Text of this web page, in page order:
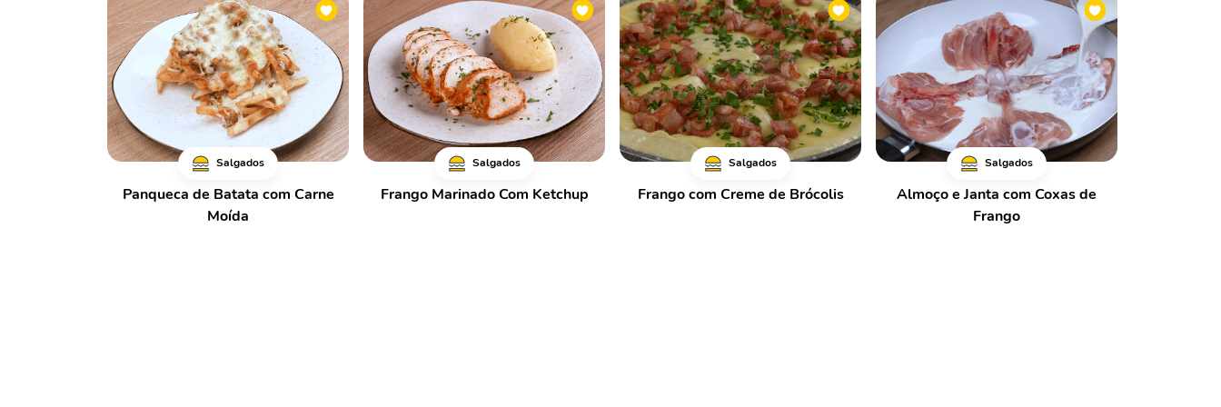
Salgados
Panqueca de Batata com Carne
Moída
Salgados
Frango Marinado Com Ketchup
Salgados
Frango com Creme de Brócolis
Salgados
Almoço e Janta com Coxas de
Frango